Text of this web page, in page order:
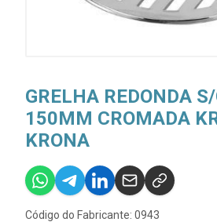
GRELHA REDONDA
150MM CROMADA
KRONA
Código do Fabricante: 0943